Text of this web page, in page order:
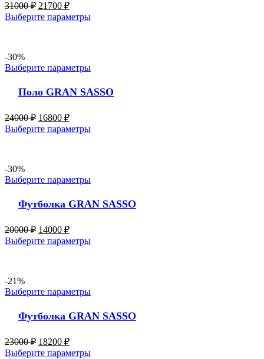
31000₽ 21700 ₽
Выберите параметры
-30%
Выберите параметры
Поло GRAN SASSO
24000₽ 16800 ₽
Выберите параметры
-30%
Выберите параметры
Футболка GRAN SASSO
20000₽ 14000 ₽
Выберите параметры
-21%
Выберите параметры
Футболка GRAN SASSO
23000₽ 18200 ₽
Выберите параметры